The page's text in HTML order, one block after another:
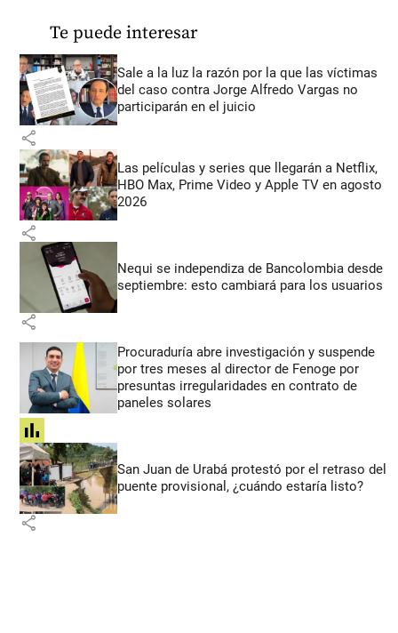
Te puede interesar
Sale a la luz la razón por la que las víctimas
del caso contra Jorge Alfredo Vargas no
participarán en el juicio
share
Las películas y series que llegarán a Netflix,
HBO Max, Prime Video y Apple TV en agosto
2026
share
Nequi se independiza de Bancolombia desde
septiembre: esto cambiará para los usuarios
share
Procuraduría abre investigación y suspende
por tres meses al director de Fenoge por
presuntas irregularidades en contrato de
paneles solares
share
San Juan de Urabá protestó por el retraso del
puente provisional, ¿cuándo estaría listo?
share